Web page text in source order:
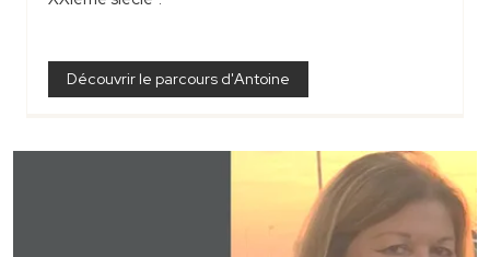
Découvrir le parcours d'Antoine